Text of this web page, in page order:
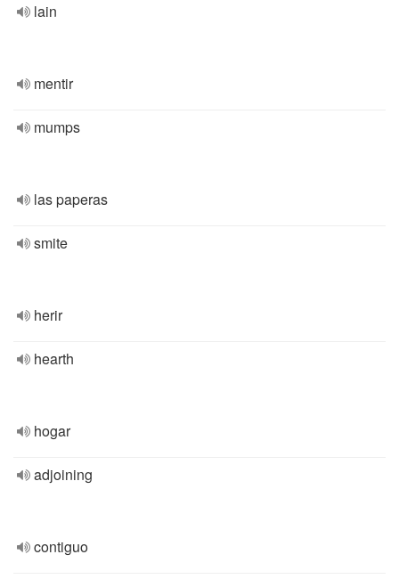
lain
mentir
mumps
las paperas
smite
herir
hearth
hogar
adjoining
contiguo